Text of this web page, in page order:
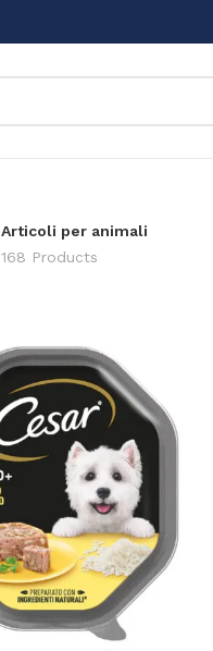
Articoli per animali
168 Products